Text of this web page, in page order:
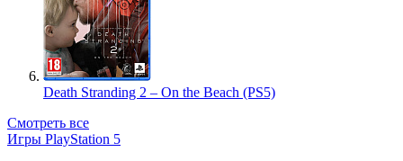
Death Stranding 2 – On the Beach (PS5)
Смотреть все
Игры PlayStation 5